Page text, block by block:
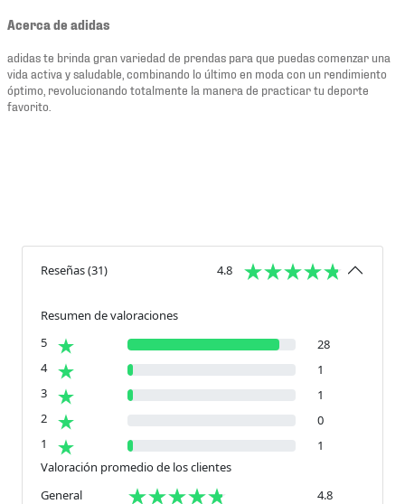
Acerca de adidas
adidas te brinda gran variedad de prendas para que puedas comenzar una
vida activa y saludable, combinando lo último en moda con un rendimiento
óptimo, revolucionando totalmente la manera de practicar tu deporte
favorito.
Reseñas(31) 4.8
Resumen de valoraciones
5
28
4
1
3
1
2
0
1
1
Valoración promedio de los clientes
General
4.8